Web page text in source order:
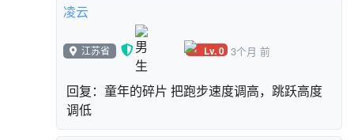
凌云
江苏省 Lv. 0 3个月 前
回复：童年的碎片 把跑步速度调高，跳跃高度
调低